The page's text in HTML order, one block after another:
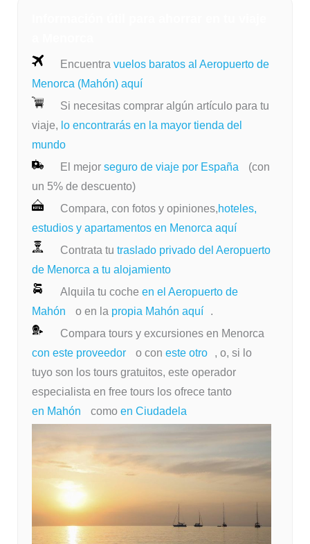
Encuentra vuelos baratos al Aeropuerto de
Menorca (Mahón) aquí
Si necesitas comprar algún artículo para tu
viaje, lo encontrarás en la mayor tienda del
mundo
El mejor seguro de viaje por España
(con
un 5% de descuento)
Compara, con fotos y opiniones,hoteles,
estudios y apartamentos en Menorca aquí
Contrata tu traslado privado del Aeropuerto
de Menorca a tu alojamiento
Alquila tu coche en el Aeropuerto de
Mahón
o en la propia Mahón aquí
.
Compara tours y excursiones en Menorca
con este proveedor
o con este otro
, o, si lo
tuyo son los tours gratuitos, este operador
especialista en free tours los ofrece tanto
en Mahón
como en Ciudadela